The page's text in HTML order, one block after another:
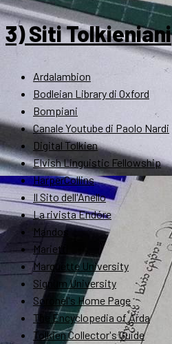
3) Siti Tolkieniani
Ardalambion
Bodleian Library di Oxford
Bompiani
Canale Youtube di Paolo Nardi
Digital Tolkien
Elvish Linguistic Fellowship
HarperCollins
Il Sito dell'Anello
La rivista Endóre
Mandos
Marietti
Marquette University
Signum University
Soronel's Home Page
The Encyclopedia of Arda
Tolkien Collector's Guide